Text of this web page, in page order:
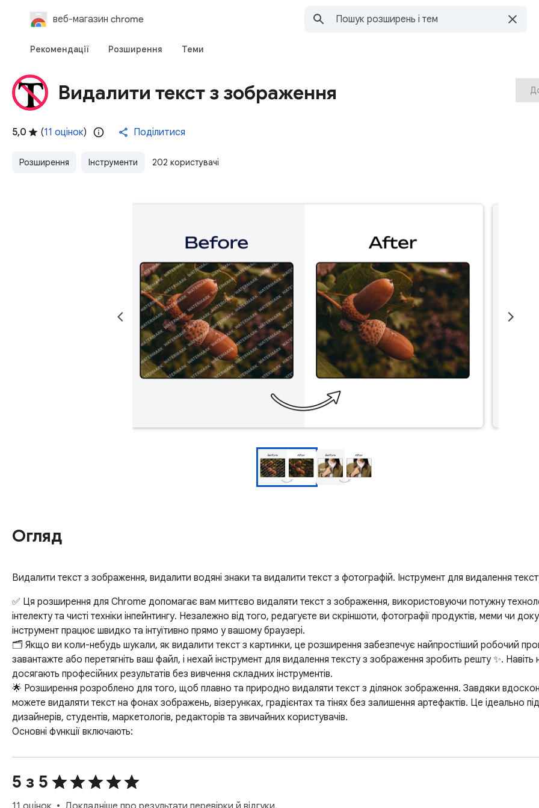
веб-магазин chrome
Рекомендації Розширення Теми
Видалити текст з зображення
5,0 (11 оцінок) Поділитися
Розширення Інструменти 202 користувачі
Огляд
Видалити текст з зображення, видалити водяні знаки та видалити текст з фотографій. Інструмент для видалення
✅ Ця розширення для Chrome допомагає вам миттєво видаляти текст з зображення, використовуючи потужну
інтелекту та чисті техніки інпейнтингу. Незалежно від того, редагуєте ви скріншоти, фотографії продуктів, меми чи
інструмент працює швидко та інтуїтивно прямо у вашому браузері.
🗂️ Якщо ви коли-небудь шукали, як видалити текст з картинки, це розширення забезпечує найпростіший робочий
завантажте або перетягніть ваш файл, і нехай інструмент для видалення тексту з зображення зробить решту ✨. Навіть
досягають професійних результатів без вивчення складних інструментів.
🌟 Розширення розроблено для того, щоб плавно та природно видаляти текст з ділянок зображення. Завдяки
можете видаляти текст на фонах зображень, візерунках, градієнтах та тінях без залишення артефактів. Це ідеально
дизайнерів, студентів, маркетологів, редакторів та звичайних користувачів.
Основні функції включають:
2️⃣ Точне видалення тексту за допомогою ШІ
3️⃣ Видалення тексту з зображення з відновленням текстури
4️⃣ Миттєве очищення фотографій
👩‍💻 Наш вдосконалений двигун працює як інструмент для видалення слів з зображення, так і як інструмент для
5 з 5